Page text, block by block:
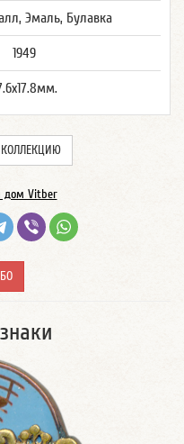
Эмаль, Булавка
1949
дом Vitber